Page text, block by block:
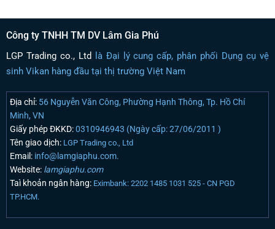
Công ty TNHH TM DV Lâm Gia Phú
LGP Trading co., Ltd là Đại lý cung cấp, phân phối Dụng cụ vệ
sinh Vikan hàng đầu tại thị trường Việt Nam
Địa chỉ:56 Nguyễn Văn Công, Phường Hạnh Thông, Tp. Hồ Chí
Minh, VN
Giấy phép ĐKKD:0310946943 (Ngày cấp: 27/06/2011 )
Tên giao dịch: LGP Trading co., Ltd
Email:info@lamgiaphu.com.
Website:lamgiaphu.com
Taì khoản ngân hàng: Eximbank: 2202 1485 1031 525 - CN PGD
TP.HCM.